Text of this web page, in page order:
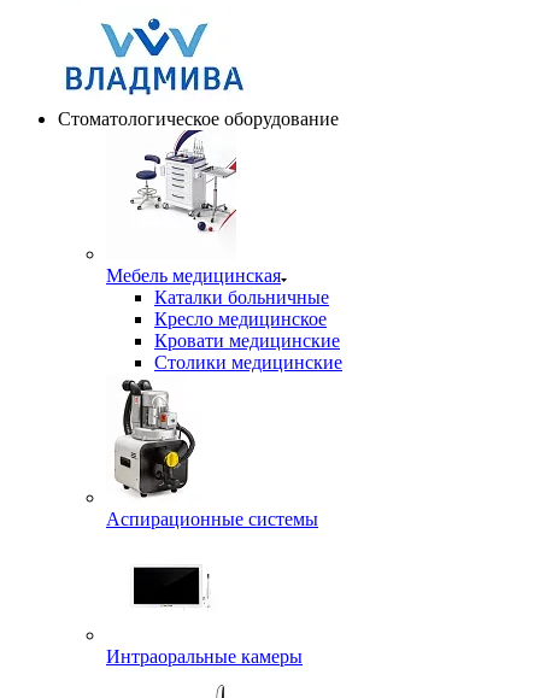
Стоматологическое оборудование
Мебель медицинская
Каталки больничные
Кресло медицинское
Кровати медицинские
Столики медицинские
Аспирационные системы
Интраоральные камеры